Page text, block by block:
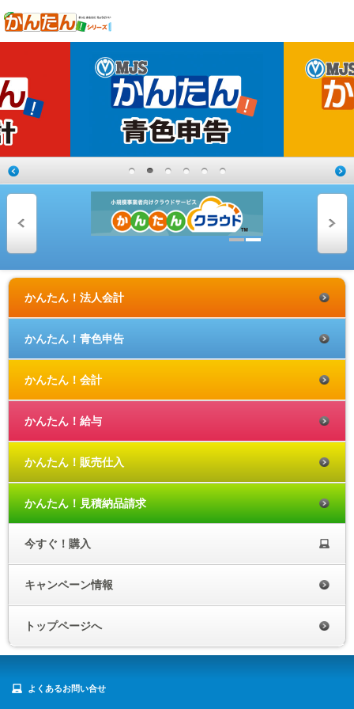
かんたん！法人会計
かんたん！青色申告
かんたん！会計
かんたん！給与
かんたん！販売仕入
かんたん！見積納品請求
今すぐ！購入
キャンペーン情報
トップページへ
よくあるお問い合せ